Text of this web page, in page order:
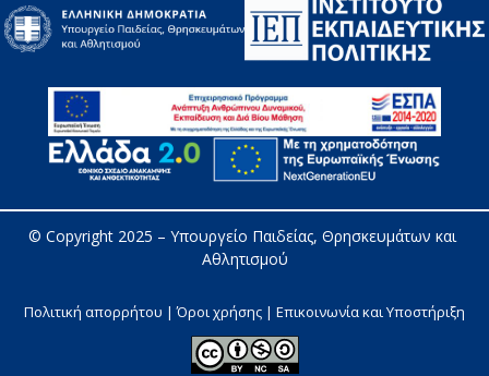
© Copyright 2025 – Υπουργείο Παιδείας, Θρησκευμάτων και
Αθλητισμού
Πολιτική απορρήτου | Όροι χρήσης | Επικοινωνία και Υποστήριξη